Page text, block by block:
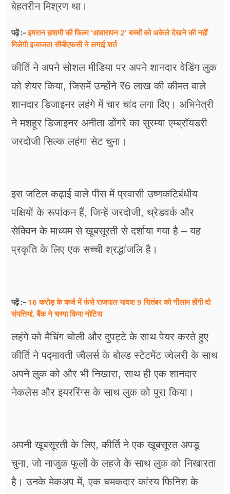
अन्य खबरें
बेहतरीन मिश्रण था।
पढ़ें :-इमरान हाशमी की फिल्म 'आवारापन 2' बच्चों को अकेले देखने की नहीं
मिलेगी इजाजत! सीबीएफसी ने लगाई शर्त
कीर्ति ने अपने सोशल मीडिया पर अपने शानदार वेडिंग लुक
को शेयर किया, जिसमें उन्होंने ₹6 लाख की कीमत वाले
शानदार डिजाइनर लहंगे में चार चांद लगा दिए। अभिनेत्री
ने मशहूर डिजाइनर अनीता डोंगरे का सुरम्या एम्ब्रॉयडरी
जरदोजी सिल्क लहंगा सेट चुना।
इस जटिल कढ़ाई वाले पीस में प्रवासी उष्णकटिबंधीय
पक्षियों के रूपांकन हैं, जिन्हें जरदोजी, थ्रेडवर्क और
सेक्विन के माध्यम से खूबसूरती से दर्शाया गया है – यह
प्रकृति के लिए एक सच्ची श्रद्धांजलि है।
पढ़ें :- 16 करोड़ के कर्ज में फंसे राजपाल यादव! 9 सितंबर को नीलाम होंगी दो
संपत्तियां, बैंक ने चस्पा किया नोटिस
लहंगे को मैचिंग चोली और दुपट्टे के साथ पेयर करते हुए
कीर्ति ने पद्मावती ज्वैलर्स के बोल्ड स्टेटमेंट ज्वेलरी के साथ
अपने लुक को और भी निखारा, साथ ही एक शानदार
नेकलेस और इयररिंग्स के साथ लुक को पूरा किया।
अपनी खूबसूरती के लिए, कीर्ति ने एक खूबसूरत अपडू
चुना, जो नाजुक फूलों के लहजे के साथ लुक को निखारता
है। उनके मेकअप में, एक चमकदार कांस्य फिनिश के